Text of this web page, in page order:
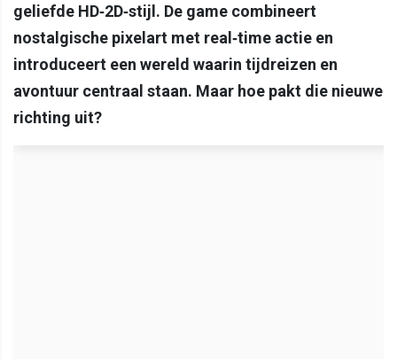
geliefde HD‑2D‑stijl. De game combineert
nostalgische pixelart met real‑time actie en
introduceert een wereld waarin tijdreizen en
avontuur centraal staan. Maar hoe pakt die nieuwe
richting uit?